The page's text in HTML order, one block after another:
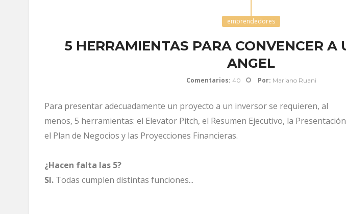
emprendedores
5 HERRAMIENTAS PARA CONVENCER A
ANGEL
Comentarios: 40 Por: Mariano Ruani
Para presentar adecuadamente un proyecto a un inversor se requieren, al
menos, 5 herramientas: el Elevator Pitch, el Resumen Ejecutivo, la
el Plan de Negocios y las Proyecciones Financieras.
¿Hacen falta las 5?
SI. Todas cumplen distintas funciones...